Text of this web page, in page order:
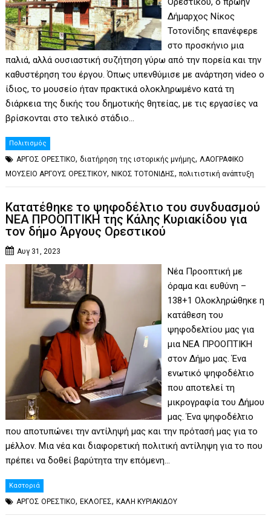
Δήμαρχος Νίκος
Τοτονίδης επανέφερε
στο προσκήνιο μια
παλιά, αλλά ουσιαστική συζήτηση γύρω από την πορεία και την
καθυστέρηση του έργου. Όπως υπενθύμισε με ανάρτηση video ο
ίδιος, το μουσείο ήταν πρακτικά ολοκληρωμένο κατά τη
διάρκεια της δικής του δημοτικής θητείας, με τις εργασίες να
βρίσκονται στο τελικό στάδιο…
Πολιτισμός
ΑΡΓΟΣ ΟΡΕΣΤΙΚΟ,διατήρηση της ιστορικής μνήμης,ΛΑΟΓΡΑΦΙΚΟ
ΜΟΥΣΕΙΟ ΑΡΓΟΥΣ ΟΡΕΣΤΙΚΟΥ,ΝΙΚΟΣ ΤΟΤΟΝΙΔΗΣ,πολιτιστική ανάπτυξη
Κατατέθηκε το ψηφοδέλτιο του συνδυασμού
ΝΕΑ ΠΡΟΟΠΤΙΚΗ της Κάλης Κυριακίδου για
τον δήμο Άργους Ορεστικού
Αυγ 31, 2023
Νέα Προοπτική με
όραμα και ευθύνη –
138+1 Ολοκληρώθηκε η
κατάθεση του
ψηφοδελτίου μας για
μια ΝΕΑ ΠΡΟΟΠΤΙΚΗ
στον Δήμο μας. Ένα
ενωτικό ψηφοδέλτιο
που αποτελεί τη
μικρογραφία του Δήμου
μας. Ένα ψηφοδέλτιο
που αποτυπώνει την αντίληψή μας και την πρότασή μας για το
μέλλον. Μια νέα και διαφορετική πολιτική αντίληψη για το που
πρέπει να δοθεί βαρύτητα την επόμενη…
Καστοριά
ΑΡΓΟΣ ΟΡΕΣΤΙΚΟ,ΕΚΛΟΓΕΣ,ΚΑΛΗ ΚΥΡΙΑΚΙΔΟΥ